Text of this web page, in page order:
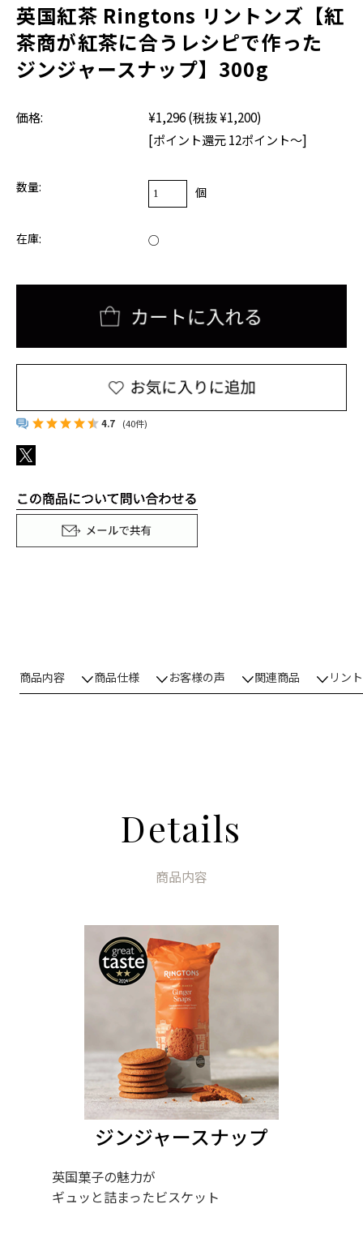
カッパス
アールグレイ レッドブッシュ
ベネフィットティー
インフュージョンティー
ジンジャースナップティー
ノンカフェインティー
ペアリングセット
オーツクランチビスケット アップルパイクッキー
ペアリングセット
About
サイトマップ
ショッピングガイド
マイアカウント
英国紅茶 Ringtons リントンズ【紅
茶商が紅茶に合うレシピで作った
ジンジャースナップ】300g
価格: ¥1,296(税抜 ¥1,200)
[ポイント還元 12ポイント～]
数量: 個
在庫: ○
4.7 (40件)
商品内容 商品仕様 お客様の声 関連商品 リン
Details
商品内容
ジンジャースナップ
英国菓子の魅力が
ギュッと詰まったビスケット